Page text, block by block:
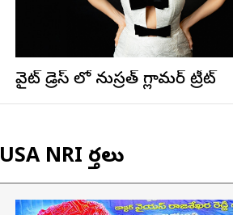
వైట్ డ్రెస్ లో నుస్ర‌త్ గ్లామ‌ర్ ట్రీట్
USA NRI వార్తలు